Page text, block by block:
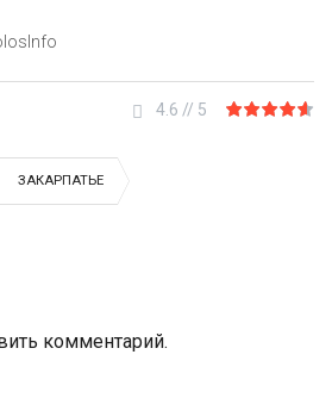
4.6 // 5
ЗАКАРПАТЬЕ
комментарий.